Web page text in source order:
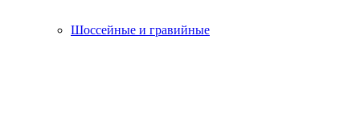
Шоссейные и гравийные